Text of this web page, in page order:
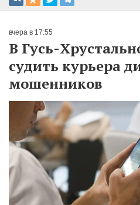
вчера в 17:55
В Гусь-
судить курьера
мошенников